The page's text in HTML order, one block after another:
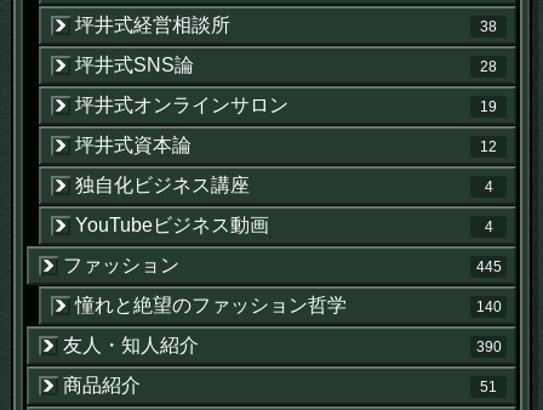
坪井式経営相談所 38
坪井式SNS論 28
坪井式オンラインサロン 19
坪井式資本論 12
独自化ビジネス講座 4
YouTubeビジネス動画 4
ファッション 445
憧れと絶望のファッション哲学 140
友人・知人紹介 390
商品紹介 51